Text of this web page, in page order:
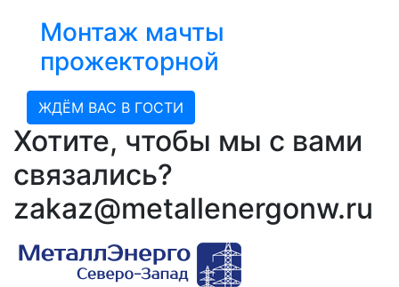
Монтаж мачты
прожекторной
ЖДЁМ ВАС В ГОСТИ
Хотите, чтобы мы с вами
связались?
zakaz@metallenergonw.ru